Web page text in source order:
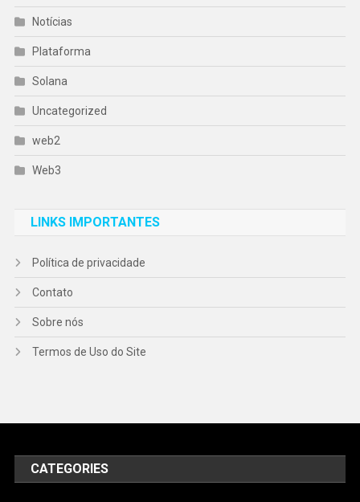
Notícias
Plataforma
Solana
Uncategorized
web2
Web3
LINKS IMPORTANTES
Política de privacidade
Contato
Sobre nós
Termos de Uso do Site
CATEGORIES